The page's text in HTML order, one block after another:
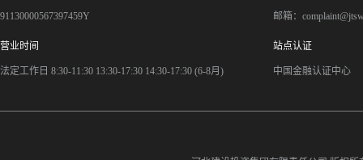
91130000567397459Y 邮箱：
营业时间
法定工作日 8:30-11:30 13:30-17:30 14:30-17:30 (6-8月)
站点认证
中国金融认证中心